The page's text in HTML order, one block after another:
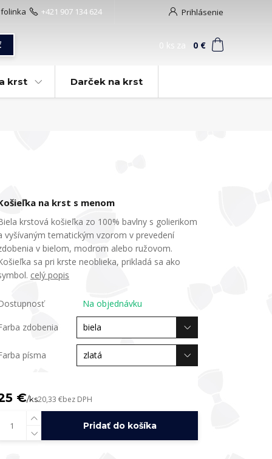
Prihlásenie
+421 907 134 624
0 ks za 0 €
krst Darček na krst
na krst s menom
krstová košieľka zo 100% bavlny s golierikom
vyšívaným tematickým vzorom v prevedení
v bielom, modrom alebo ružovom.
sa pri krste neoblieka, prikladá sa ako
celý popis
Na objednávku
zdobenia
písma
€/ks20,33 €bez DPH
Pridať do košíka